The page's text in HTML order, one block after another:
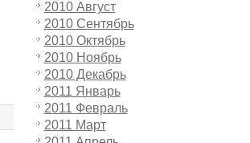
2010 Август
2010 Сентябрь
2010 Октябрь
2010 Ноябрь
2010 Декабрь
2011 Январь
2011 Февраль
2011 Март